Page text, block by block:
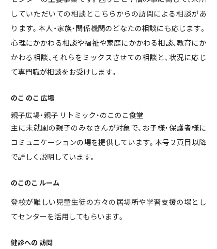
していただいての相談とこちらからの訪問による相談があ
ります。本人・家族・関係機関のどなたの相談にも応じます。
心理にかかわる相談や福祉や家庭にかかわる相談、教育にか
かわる相談、それらをミックスさせての相談と、状況に応じ
て専門職が相談をお受けします。
のこ のこ 広場
親子広場・親子 リトミック・のこのこ食堂
主に未就園の親子のみなさんが対象で、お子様・保護者様に
コミュニケーションの場を提供しています。本号２頁目以降
で詳しく説明しています。
のこのこ ルーム
登校が難しい児童生徒の方々の居場所や学習支援の場とし
てセンターを活用してもらいます。
健診への 訪問